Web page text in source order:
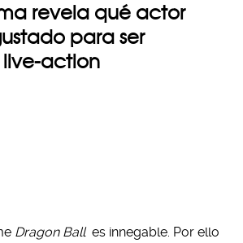
revela qué actor
para ser
live-action
Dragon Ball es innegable. Por ello